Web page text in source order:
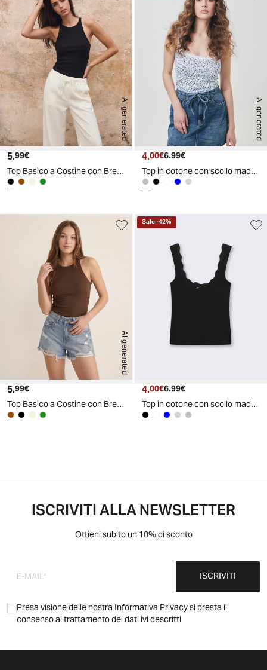
AI generated
Prezzo attuale
5.99€
Top Basico a Costine con Bretelle Slim - Nero
AI generated
Prezzo attuale
4.00€ Prezzo originale
6.99€
Top in cotone con scollo madonna e fiocco
AI generated
Prezzo attuale
5.99€
Top Basico a Costine con Bretelle Slim - Marrone cioccolato
Sale-42%
Prezzo attuale
4.00€ Prezzo originale
6.99€
Top in cotone con scollo madonna e fiocco - Nero
ISCRIVITI ALLA NEWSLETTER
Ottieni subito un 10% di sconto
ISCRIVITI
Presa visione delle nostraInformativa Privacysi presta il
consenso al trattamento dei dati ivi descritti